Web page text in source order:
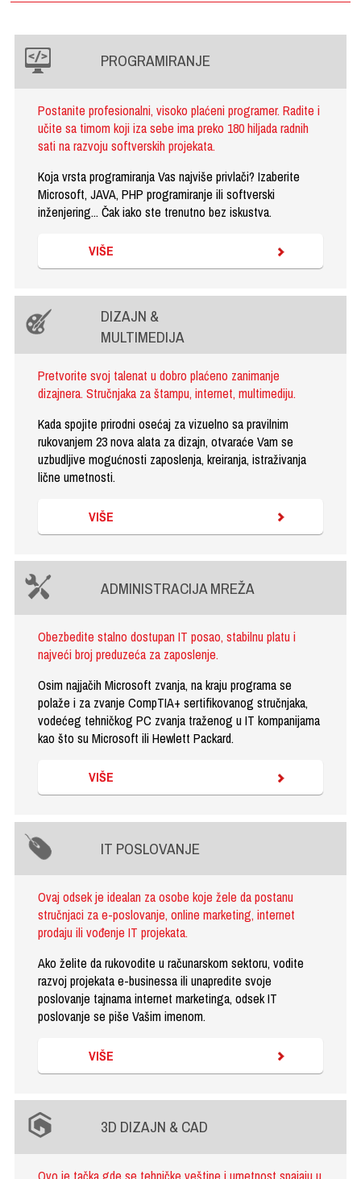
PROGRAMIRANJE
Postanite profesionalni, visoko plaćeni programer. Radite i
učite sa timom koji iza sebe ima preko 180 hiljada radnih
sati na razvoju softverskih projekata.
Koja vrsta programiranja Vas najviše privlači? Izaberite
Microsoft, JAVA, PHP programiranje ili softverski
inženjering... Čak iako ste trenutno bez iskustva.
VIŠE
DIZAJN &
MULTIMEDIJA
Pretvorite svoj talenat u dobro plaćeno zanimanje
dizajnera. Stručnjaka za štampu, internet, multimediju.
Kada spojite prirodni osećaj za vizuelno sa pravilnim
rukovanjem 23 nova alata za dizajn, otvaraće Vam se
uzbudljive mogućnosti zaposlenja, kreiranja, istraživanja
lične umetnosti.
VIŠE
ADMINISTRACIJA MREŽA
Obezbedite stalno dostupan IT posao, stabilnu platu i
najveći broj preduzeća za zaposlenje.
Osim najjačih Microsoft zvanja, na kraju programa se
polaže i za zvanje CompTIA+ sertifikovanog stručnjaka,
vodećeg tehničkog PC zvanja traženog u IT kompanijama
kao što su Microsoft ili Hewlett Packard.
VIŠE
IT POSLOVANJE
Ovaj odsek je idealan za osobe koje žele da postanu
stručnjaci za e-poslovanje, online marketing, internet
prodaju ili vođenje IT projekata.
Ako želite da rukovodite u računarskom sektoru, vodite
razvoj projekata e-businessa ili unapredite svoje
poslovanje tajnama internet marketinga, odsek IT
poslovanje se piše Vašim imenom.
VIŠE
3D DIZAJN & CAD